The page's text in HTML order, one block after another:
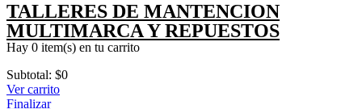
TALLERES DE MANTENCION
MULTIMARCA Y REPUESTOS
Hay 0 item(s) en tu carrito
Subtotal: $0
Ver carrito
Finalizar